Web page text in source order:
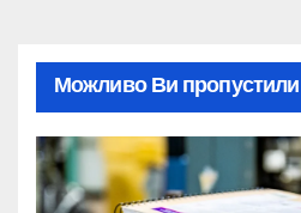
Можливо Ви пропустили